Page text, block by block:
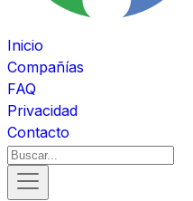
Inicio
Compañías
FAQ
Privacidad
Contacto